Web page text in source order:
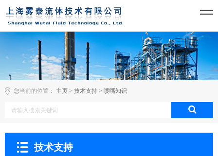
您当前的位置： 主页 > 技术支持 > 喷嘴知识
技术支持